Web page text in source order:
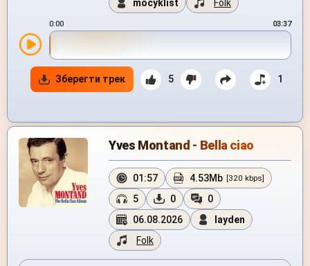
mocyklist
Folk
0:00 03:37
Зберегти трек 5 1
Yves Montand - Bella ciao
01:57 4.53Mb [320 kbps]
5 0
0
06.08.2026
layden
Folk